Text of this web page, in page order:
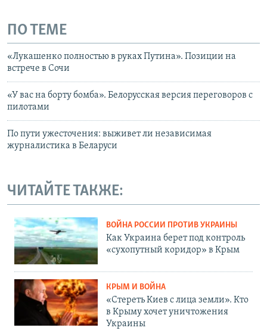
ПО ТЕМЕ
«Лукашенко полностью в руках Путина». Позиции на
встрече в Сочи
«У вас на борту бомба». Белорусская версия переговоров с
пилотами
По пути ужесточения: выживет ли независимая
журналистика в Беларуси
ЧИТАЙТЕ ТАКЖЕ:
ВОЙНА РОССИИ ПРОТИВ УКРАИНЫ
Как Украина берет под контроль
«сухопутный коридор» в Крым
КРЫМ И ВОЙНА
«Стереть Киев с лица земли». Кто
в Крыму хочет уничтожения
Украины